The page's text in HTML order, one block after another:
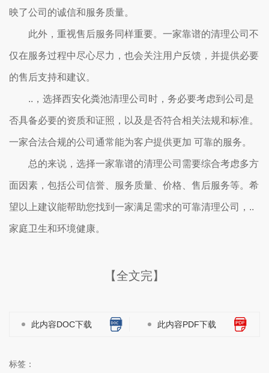
映了公司的诚信和服务质量。
此外，重视售后服务同样重要。一家靠谱的清理公司不
仅在服务过程中尽心尽力，也会关注用户反馈，并提供必要
的售后支持和建议。
..，选择西安化粪池清理公司时，务必要考虑到公司是
否具备必要的资质和证照，以及是否符合相关法规和标准。
一家合法合规的公司通常能为客户提供更加 可靠的服务。
总的来说，选择一家靠谱的清理公司需要综合考虑多方
面因素，包括公司信誉、服务质量、价格、售后服务等。希
望以上建议能帮助您找到一家满足需求的可靠清理公司，..
家庭卫生和环境健康。
【全文完】
此内容DOC下载 此内容PDF下载
标签：